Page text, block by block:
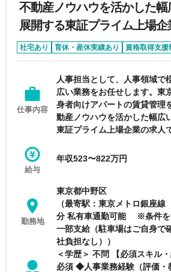
不動産ノウハウを活かした
展開する東証プライム上場企
社宅あり 育休・産休実績あり
資格取得支援
退職金制度あり
リモートワーク可能
仕事内容
人事担当として、人事領域で
広い業務をお任せします。東
身者向けアパートの賃貸管理
動産ノウハウを活かした幅広
東証プライム上場企業の求人
給与
年収523〜822万円
勤務地
東京都中野区
（最寄駅：東京メトロ銀座
分 私有車通勤可能 ※条件を
一部支給（駐車場はご自身で
社負担なし））
＜学歴＞ 不問 【必須スキル・経験】 下記いずれか
必須 ◆人事業務経験（評価・